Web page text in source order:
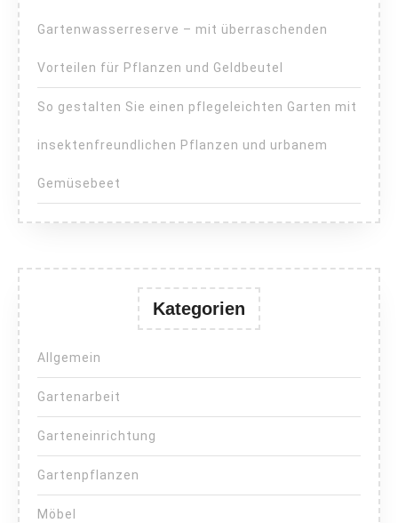
Gartenwasserreserve – mit überraschenden
Vorteilen für Pflanzen und Geldbeutel
So gestalten Sie einen pflegeleichten Garten mit
insektenfreundlichen Pflanzen und urbanem
Gemüsebeet
Kategorien
Allgemein
Gartenarbeit
Garteneinrichtung
Gartenpflanzen
Möbel